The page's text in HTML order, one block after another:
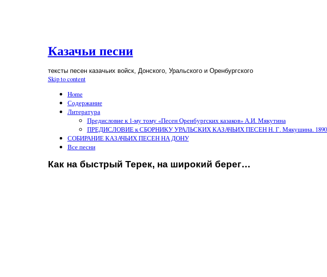
Казачьи песни
тексты песен казачьих войск, Донского, Уральского и Оренбургского
Skip to content
Home
Содержание
Литература
Предисловие к 1-му тому «Песен Оренбургских казаков» А.И. Мякутина
ПРЕДИСЛОВИЕ к СБОРНИКУ УРАЛЬСКИХ КАЗАЧЬИХ ПЕСЕН Н. Г. Мякушина. 1890
СОБИРАНИЕ КАЗАЧЬИХ ПЕСЕН НА ДОНУ
Все песни
Как на быстрый Терек, на широкий берег…